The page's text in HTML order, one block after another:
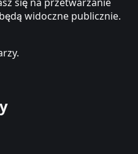
widoczne publicznie.